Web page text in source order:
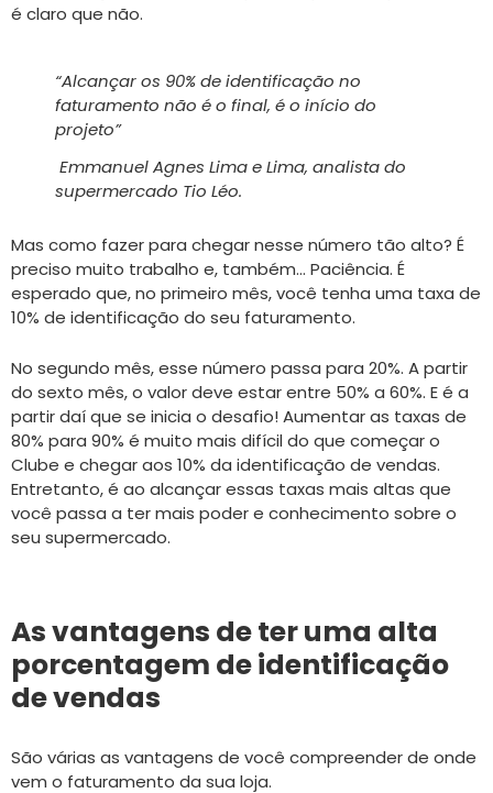
é claro que não.
“Alcançar os 90% de identificação no
faturamento não é o final, é o início do
projeto”
Emmanuel Agnes Lima e Lima, analista do
supermercado Tio Léo.
Mas como fazer para chegar nesse número tão alto? É
preciso muito trabalho e, também… Paciência. É
esperado que, no primeiro mês, você tenha uma taxa de
10% de identificação do seu faturamento.
No segundo mês, esse número passa para 20%. A partir
do sexto mês, o valor deve estar entre 50% a 60%. E é a
partir daí que se inicia o desafio! Aumentar as taxas de
80% para 90% é muito mais difícil do que começar o
Clube e chegar aos 10% da identificação de vendas.
Entretanto, é ao alcançar essas taxas mais altas que
você passa a ter mais poder e conhecimento sobre o
seu supermercado.
As vantagens de ter uma alta
porcentagem de identificação
de vendas
São várias as vantagens de você compreender de onde
vem o faturamento da sua loja.